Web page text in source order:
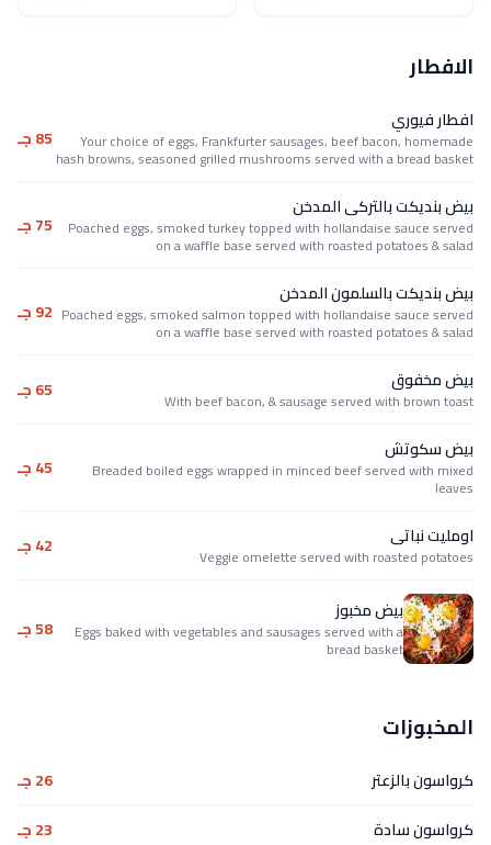
الافطار
افطار فيوري
Your choice of eggs, Frankfurter sausages, beef bacon, homemade
hash browns, seasoned grilled mushrooms served with a bread basket
85 جـ
بيض بنديكت بالتركى المدخن
Poached eggs, smoked turkey topped with hollandaise sauce served
on a waffle base served with roasted potatoes & salad
75 جـ
بيض بنديكت بالسلمون المدخن
Poached eggs, smoked salmon topped with hollandaise sauce served
on a waffle base served with roasted potatoes & salad
92 جـ
بيض مخفوق
With beef bacon, & sausage served with brown toast 65 جـ
بيض سكوتش
Breaded boiled eggs wrapped in minced beef served with mixed
leaves
45 جـ
اومليت نباتى
Veggie omelette served with roasted potatoes 42 جـ
بيض مخبوز
Eggs baked with vegetables and sausages served with a
bread basket
58 جـ
المخبوزات
كرواسون بالزعتر
26 جـ
كرواسون سادة
23 جـ